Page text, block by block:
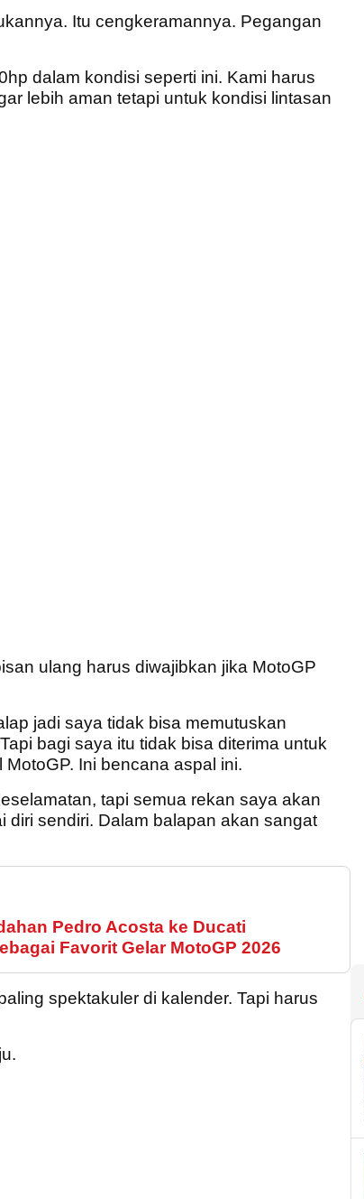
Itu cengkeramannya. Pegangan
dalam kondisi seperti ini. Kami harus
lebih aman tetapi untuk kondisi lintasan
ulang harus diwajibkan jika MotoGP
jadi saya tidak bisa memutuskan
bagi saya itu tidak bisa diterima untuk
Ini bencana aspal ini.
tapi semua rekan saya akan
diri sendiri. Dalam balapan akan sangat
Pedro Acosta ke Ducati
Favorit Gelar MotoGP 2026
spektakuler di kalender. Tapi harus